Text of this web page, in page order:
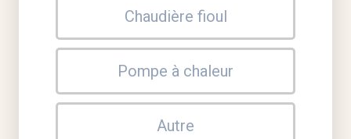
Chaudière fioul
Pompe à chaleur
Autre